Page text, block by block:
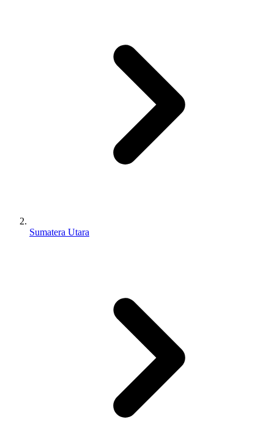
Sumatera Utara